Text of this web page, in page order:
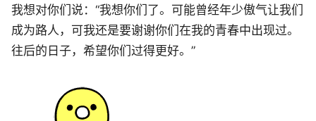
我想对你们说：“我想你们了。可能曾经年少傲气让我们
成为路人，可我还是要谢谢你们在我的青春中出现过。
往后的日子，希望你们过得更好。”